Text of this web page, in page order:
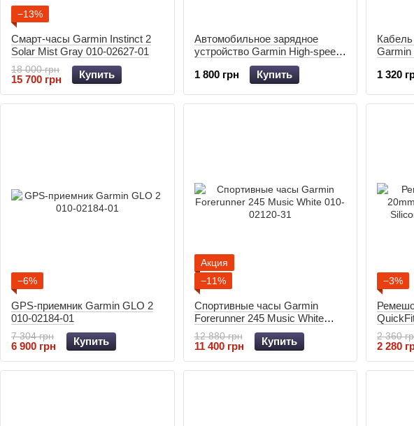
−13%
Смарт-часы Garmin Instinct 2
Solar Mist Gray 010-02627-01
18 000 грн
15 700 грн Купить
Автомобильное зарядное
устройство Garmin High-speed
Multi-charger 010-10723-17
1 800 грн
Купить
Garmin
1 320
−6%
GPS-приемник Garmin GLO 2
010-02184-01
7 304 грн
6 900 грн Купить
Акция
−11%
Спортивные часы Garmin
Forerunner 245 Music White
010-02120-31
12 880 грн
11 400 грн Купить
−3%
Band
2 360
2 280